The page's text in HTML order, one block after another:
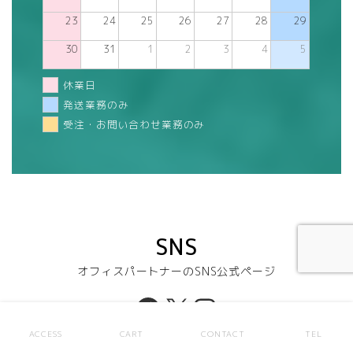
23 24 25 26 27 28 29
30 31 1 2 3 4 5
休業日
発送業務のみ
受注・お問い合わせ業務のみ
SNS
オフィスパートナーのSNS公式ページ
Facebook
X Instagram
ACCESS CART CONTACT TEL